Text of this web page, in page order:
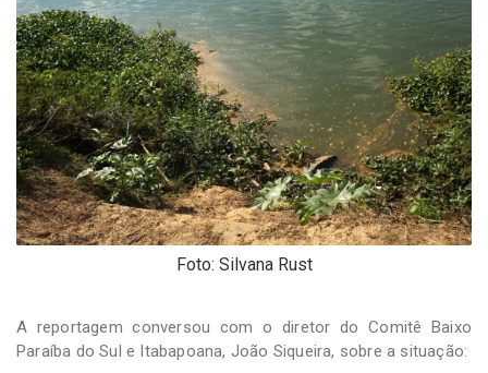
Foto: Silvana Rust
A reportagem conversou com o diretor do Comitê Baixo
Paraíba do Sul e Itabapoana, João Siqueira, sobre a situação: